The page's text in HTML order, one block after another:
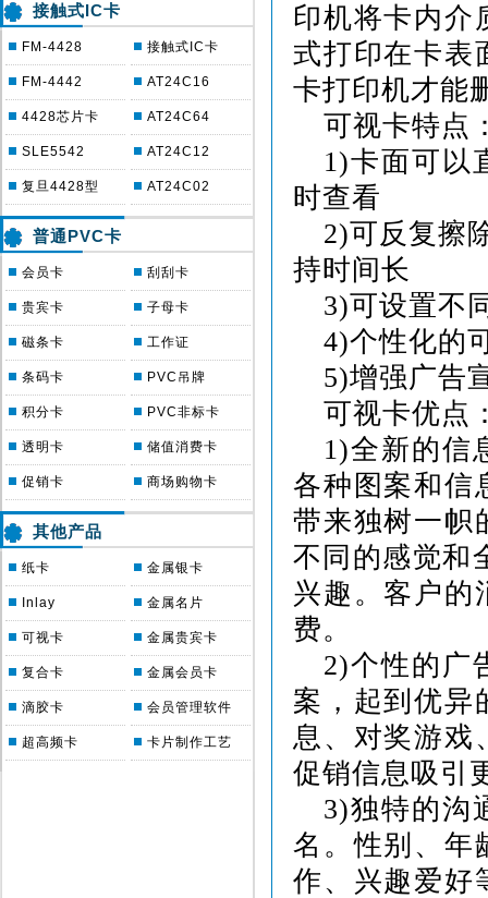
接触式IC卡
FM-4428
FM-4442
4428芯片卡
SLE5542
复旦4428型
接触式IC卡
AT24C16
AT24C64
AT24C12
AT24C02
普通PVC卡
会员卡
贵宾卡
磁条卡
条码卡
积分卡
透明卡
促销卡
刮刮卡
子母卡
工作证
PVC吊牌
PVC非标卡
储值消费卡
商场购物卡
其他产品
纸卡
Inlay
可视卡
复合卡
滴胶卡
超高频卡
金属银卡
金属名片
金属贵宾卡
金属会员卡
会员管理软件
卡片制作工艺
印机将卡内介
式打印在卡表
卡打印机才能
可视卡特点
1)卡面可以
时查看
2)可反复擦
持时间长
3)可设置不
4)个性化的
5)增强广告
可视卡优点
1)全新的信
各种图案和信
带来独树一帜
不同的感觉和
兴趣。客户的
费。
2)个性的广
案，起到优异
息、对奖游戏
促销信息吸引
3)独特的沟
名。性别、年
作、兴趣爱好